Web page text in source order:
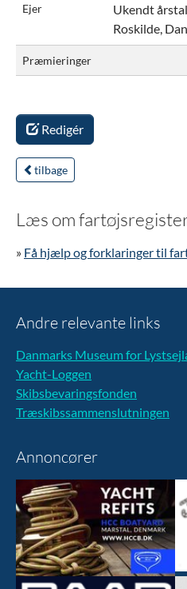
Ejer Ukendt
Roskilde,
Præmieringer
Redigér
tilbage
Læs om
» Få hjælp og forklaringer til
Andre relevante links
Danmarks Museum for
Yacht-Loggen
Skibsbevaringsfonden
Træskibssammenslutningen
Annoncører